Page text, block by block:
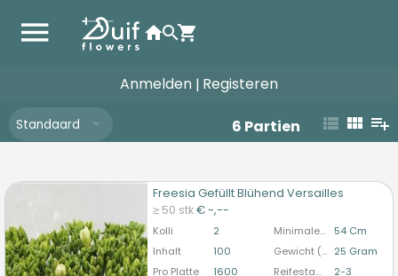
Anmelden | Registeren
Standaard 6 Partien
Freesia Gefüllt Blühend Versailles
≥ 50 stk€ -,--
Kolli 2 Minimale Stiellänge
54 Cm
Inhalt
100 Gewicht (durchschn.) 25 Gram
Pro Platte
1600 Reifestadium
2-3
Freesia Gefüllt Blühend Versailles
U moet ingelogd zijn om te kunnen kopen.
Hier
bitte anmelden